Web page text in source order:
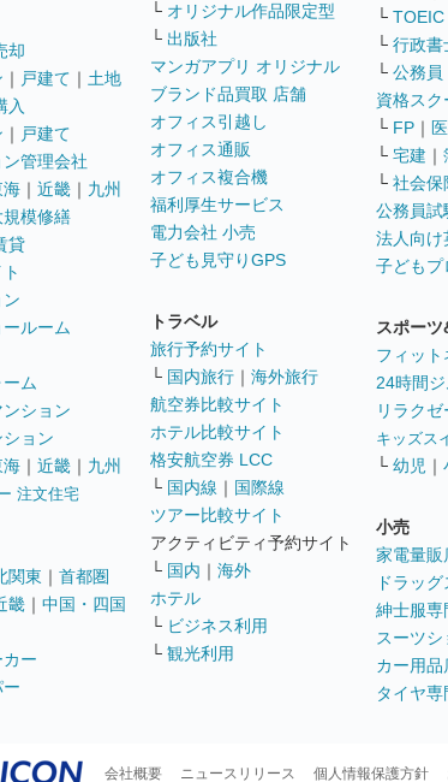
却
｜ 戸建て ｜ 土地
入
｜ 戸建て
管理会社
海 ｜ 近畿 ｜ 九州
模修繕
貸
ルーム
ム
ンション
ョン
海 ｜ 近畿 ｜ 九州
注文住宅
関東 ｜ 首都圏
畿 ｜ 中国・四国
ー
└ オリジナル作品限定型
└ 出版社
マンガアプリ オリジナル
ブランド品買取 店舗
オフィス引越し
オフィス通販
オフィス複合機
福利厚生サービス
電力会社 小売
子ども見守りGPS
トラベル
旅行予約サイト
└ 国内旅行 ｜ 海外旅行
航空券比較サイト
ホテル比較サイト
格安航空券 LCC
└ 国内線 ｜ 国際線
ツアー比較サイト
アクティビティ予約サイト
└ 国内 ｜ 海外
ホテル
└ ビジネス利用
└ 観光利用
└ TOEIC
└ 行政書
└ 公務員
資格スク
└ FP ｜
└ 宅建 ｜
└ 社会保
公務員試
法人向け
子どもプ
スポー
フィッ
24時間ジ
リラク
キッズス
└ 幼児 ｜
小売
家電量販
ドラッ
紳士服専
スーツ
カー用品
タイヤ専
会社概要 ニュースリリース 個人情報保護方針